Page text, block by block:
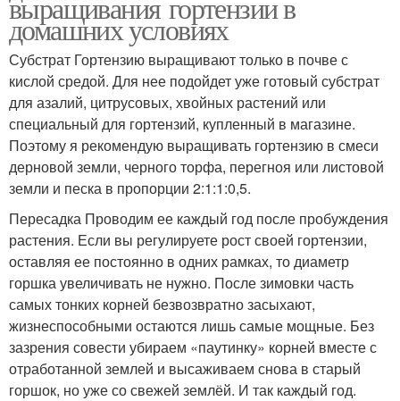
домашних условиях
Субстрат Гортензию выращивают только в почве с
кислой средой. Для нее подойдет уже готовый субстрат
для азалий, цитрусовых, хвойных растений или
специальный для гортензий, купленный в магазине.
Поэтому я рекомендую выращивать гортензию в смеси
дерновой земли, черного торфа, перегноя или листовой
земли и песка в пропорции 2:1:1:0,5.
Пересадка Проводим ее каждый год после пробуждения
растения. Если вы регулируете рост своей гортензии,
оставляя ее постоянно в одних рамках, то диаметр
горшка увеличивать не нужно. После зимовки часть
самых тонких корней безвозвратно засыхают,
жизнеспособными остаются лишь самые мощные. Без
зазрения совести убираем «паутинку» корней вместе с
отработанной землей и высаживаем снова в старый
горшок, но уже со свежей землёй. И так каждый год.